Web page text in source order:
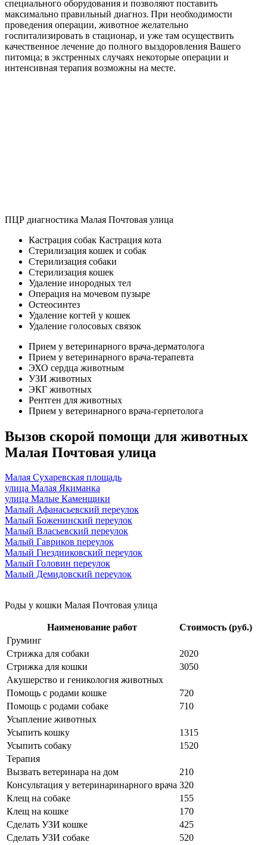
специального оборудования и позволяют поставить
максимально правильный диагноз. При необходимости
проведения операции, животное желательно
госпитализировать в стационар, и уже там осуществить
качественное лечение до полного выздоровления Вашего
питомца; в экстренных случаях некоторые операции и
интенсивная терапия возможны на месте.
ПЦР диагностика Малая Почтовая улица
Кастрация собак Кастрация кота
Стерилизация кошек и собак
Стерилизация собаки
Стерилизация кошек
Удаление инородных тел
Операция на мочевом пузыре
Остеосинтез
Удаление когтей у кошек
Удаление голосовых связок
Прием у ветеринарного врача-дерматолога
Прием у ветеринарного врача-терапевта
ЭХО сердца животным
УЗИ животных
ЭКГ животных
Рентген для животных
Прием у ветеринарного врача-герпетолога
Вызов скорой помощи для животных
Малая Почтовая улица
Малая Сухаревская площадь
улица Малая Якиманка
улица Малые Каменщики
Малый Афанасьевский переулок
Малый Боженинский переулок
Малый Власьевский переулок
Малый Гавриков переулок
Малый Гнездниковский переулок
Малый Головин переулок
Малый Демидовский переулок
Роды у кошки Малая Почтовая улица
Наименование работ
Стоимость (руб.)
Груминг
Стрижка для собаки
2020
Стрижка для кошки
3050
Акушерство и геникология животных
Помощь с родами кошке
720
Помощь с родами собаке
710
Усыпление животных
Усыпить кошку
1315
Усыпить собаку
1520
Терапия
Вызвать ветеринара на дом
210
Консультация у ветеринаринарного врача 320
Клещ на собаке
155
Клещ на кошке
170
Сделать УЗИ кошке
425
Сделать УЗИ собаке
520